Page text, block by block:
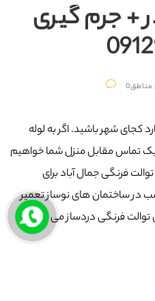
+ جرم گیری
مناطق0
شهر باشید. اگر به لوله
یک تماس مقابل منزل شما خواهیم
فرنگی جمال آباد برای
در ساختمان های نوساز تعمیر
توالت فرنگی دردساز می شود.